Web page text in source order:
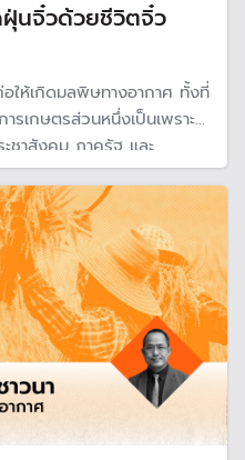
นจิ๋วด้วยชีวิตจิ๋ว
ให้เกิดมลพิษทางอากาศ ทั้งที่
รเกษตรส่วนหนึ่งเป็นเพราะ
อกมากขึ้น หนึ่งในแนวทางนั้น
"